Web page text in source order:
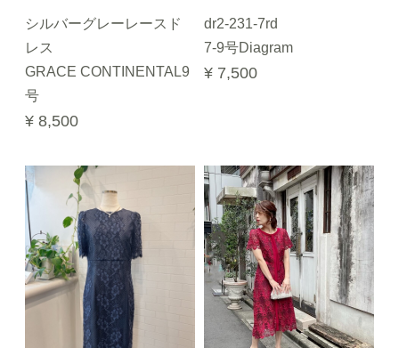
シルバーグレーレースド
レス
GRACE CONTINENTAL9
号
¥ 8,500
dr2-231-7rd
7-9号Diagram
¥ 7,500